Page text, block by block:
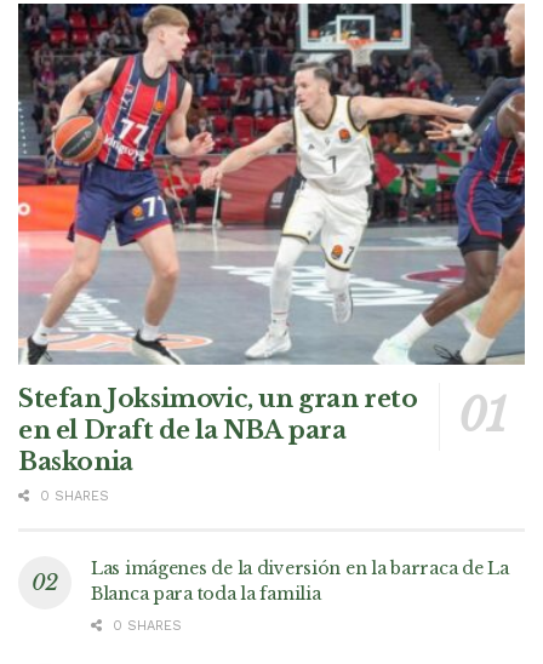
Stefan Joksimovic, un gran reto
en el Draft de la NBA para
Baskonia
0 SHARES
Las imágenes de la diversión en la barraca de La
Blanca para toda la familia
0 SHARES